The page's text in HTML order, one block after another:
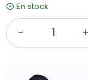
En stock